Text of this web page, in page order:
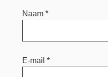
Naam *
E-mail *